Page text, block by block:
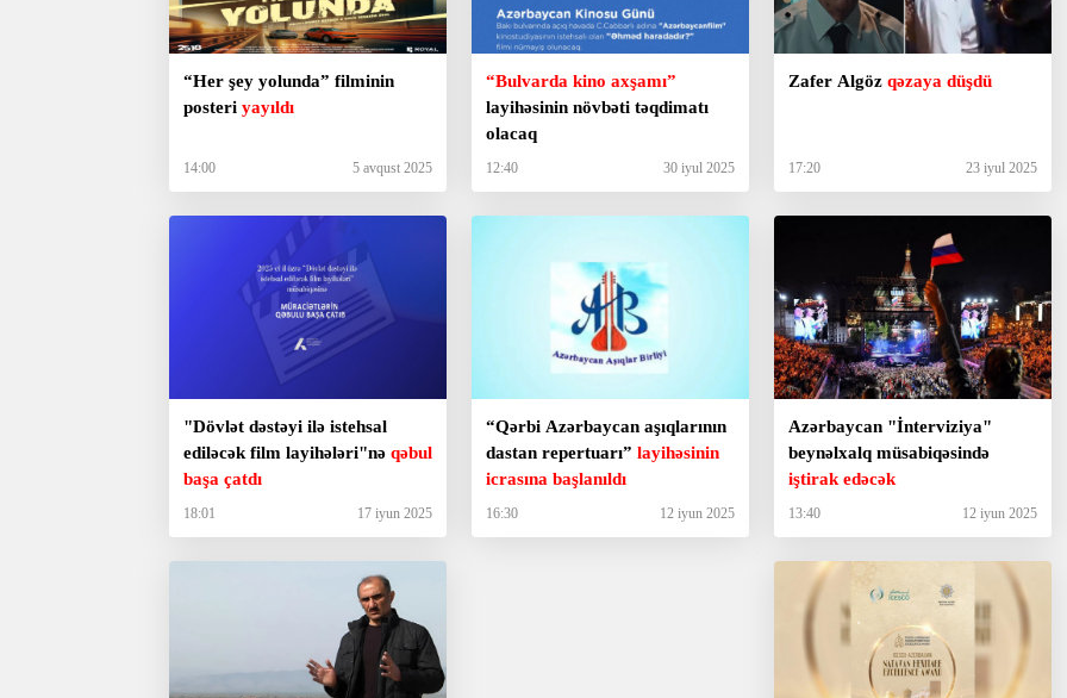
“Her şey yolunda” filminin
posteri yayıldı
14:00 5 avqust 2025
“Bulvarda kino axşamı”
layihəsinin növbəti təqdimatı
olacaq
12:40 30 iyul 2025
Zafer Algöz qəzaya düşdü
17:20 23 iyul 2025
"Dövlət dəstəyi ilə istehsal
ediləcək film layihələri"nə qəbul
başa çatdı
18:01 17 iyun 2025
“Qərbi Azərbaycan aşıqlarının
dastan repertuarı” layihəsinin
icrasına başlanıldı
16:30 12 iyun 2025
Azərbaycan "İnterviziya"
beynəlxalq müsabiqəsində
iştirak edəcək
13:40 12 iyun 2025